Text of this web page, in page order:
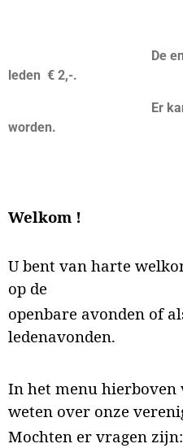
De entree
leden € 2,-.
Er kan alleen
worden.
Welkom !
U bent van harte
op de
openbare avonden of
ledenavonden.
In het menu
weten over onze
Mochten er vragen